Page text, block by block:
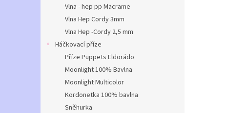
Vlna - hep pp Macrame
Vlna Hep Cordy 3mm
Vlna Hep -Cordy 2,5 mm
Háčkovací příze
Příze Puppets Eldorádo
Moonlight 100% Bavlna
Moonlight Multicolor
Kordonetka 100% bavlna
Sněhurka